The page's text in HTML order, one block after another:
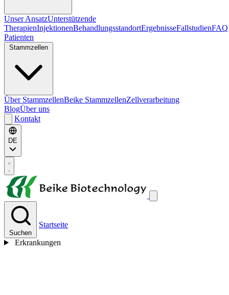
Unser AnsatzUnterstützende
TherapienInjektionenBehandlungsstandortErgebnisseFallstudienFAQ
Patienten
Über StammzellenBeike StammzellenZellverarbeitung
BlogÜber uns
Kontakt
DE
Suchen
Startseite
Erkrankungen